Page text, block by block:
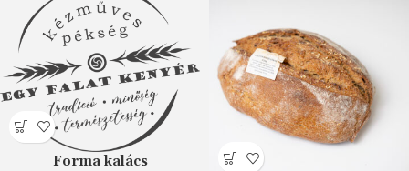
Forma kalács